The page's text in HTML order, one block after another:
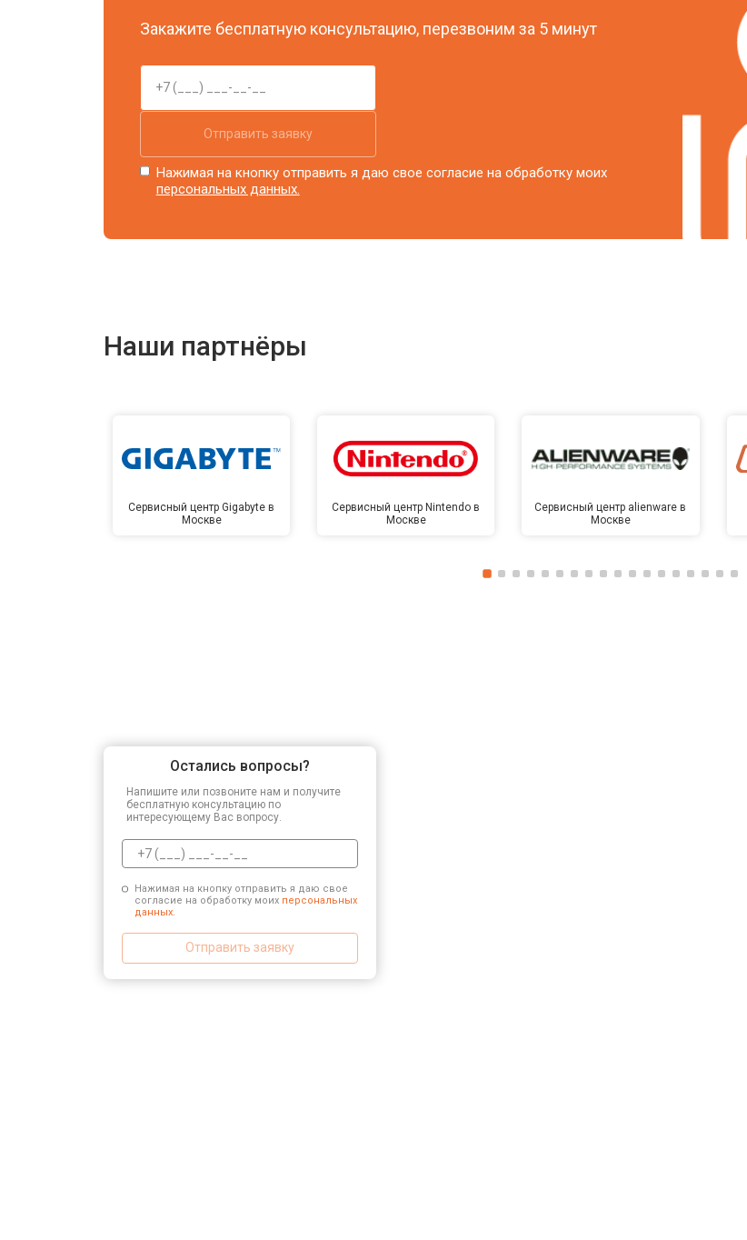
Замена элемента освещения
Закажите бесплатную консультацию, перезвоним за 5 минут
Отправить заявку
Нажимая на кнопку отправить я даю свое согласие на обработку моих
персональных данных.
Наши партнёры
Сервисный центр Gigabyte в
Москве
Сервисный центр Nintendo в
Москве
Сервисный центр alienware в
Москве
Остались вопросы?
Напишите или позвоните нам и получите
бесплатную консультацию по
интересующему Вас вопросу.
Нажимая на кнопку отправить я даю свое
согласие на обработку моих персональных
данных.
Отправить заявку